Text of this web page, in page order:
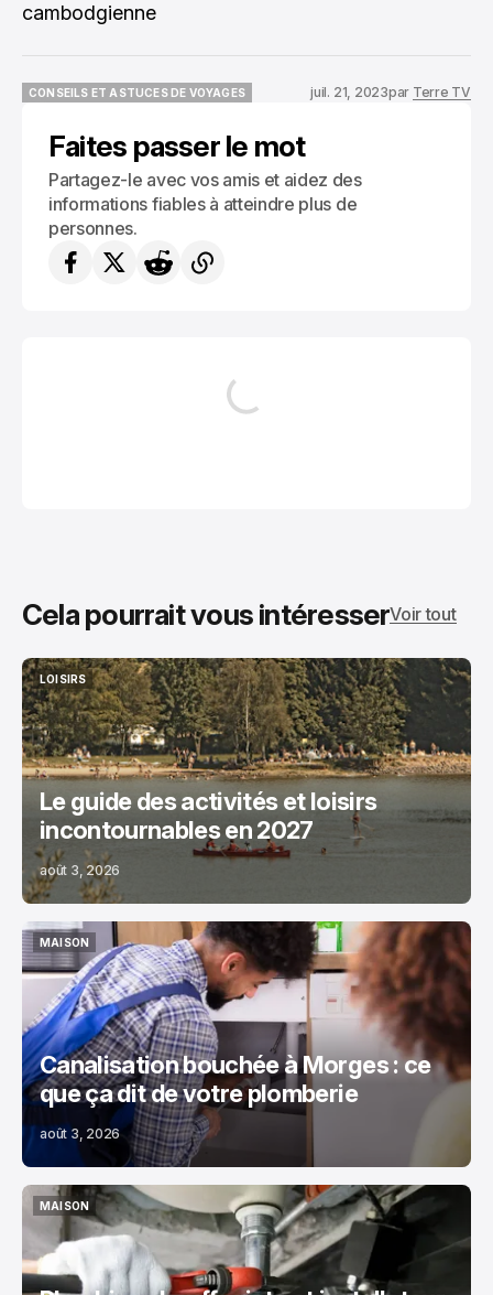
cambodgienne
CONSEILS ET ASTUCES DE VOYAGES
juil. 21, 2023par Terre TV
Faites passer le mot
Partagez-le avec vos amis et aidez des
informations fiables à atteindre plus de
personnes.
Cela pourrait vous intéresserVoir tout
LOISIRS
LOISIRS
Le guide des activités et loisirs
incontournables en 2027
août 3, 2026
MAISON
MAISON
Canalisation bouchée à Morges : ce
que ça dit de votre plomberie
août 3, 2026
MAISON
MAISON